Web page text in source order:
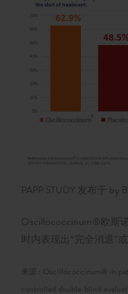
PAPP STUDY 发布于 by
Oscillococcinum®欧斯
时内表现出“完全消退”或
来源 : Oscillococcinum® in
controlled double-blind